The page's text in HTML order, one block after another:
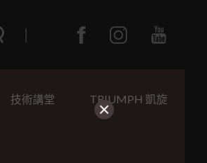
技術講堂 TRIUMPH 凱旋